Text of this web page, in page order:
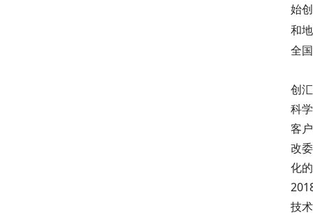
始
和
全
创
科
客
改
化
技